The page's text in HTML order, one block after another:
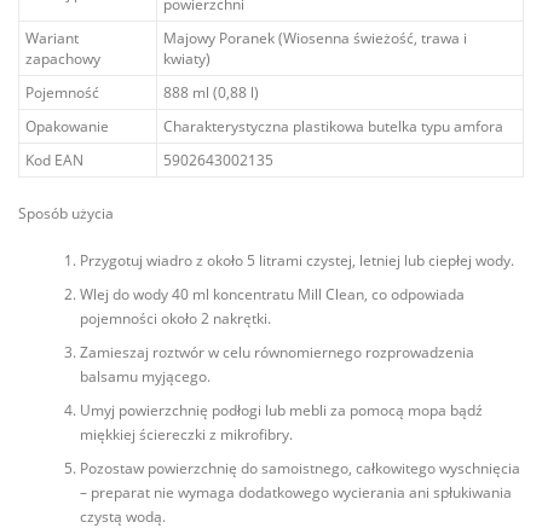
powierzchni
Wariant
zapachowy
Majowy Poranek (Wiosenna świeżość, trawa i
kwiaty)
Pojemność
888 ml (0,88 l)
Opakowanie
Charakterystyczna plastikowa butelka typu amfora
Kod EAN
5902643002135
Sposób użycia
Przygotuj wiadro z około 5 litrami czystej, letniej lub ciepłej wody.
Wlej do wody 40 ml koncentratu Mill Clean, co odpowiada
pojemności około 2 nakrętki.
Zamieszaj roztwór w celu równomiernego rozprowadzenia
balsamu myjącego.
Umyj powierzchnię podłogi lub mebli za pomocą mopa bądź
miękkiej ściereczki z mikrofibry.
Pozostaw powierzchnię do samoistnego, całkowitego wyschnięcia
– preparat nie wymaga dodatkowego wycierania ani spłukiwania
czystą wodą.